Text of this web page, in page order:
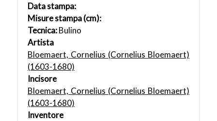
Data stampa:
Misure stampa (cm):
Tecnica:Bulino
Artista
Bloemaert, Cornelius (Cornelius Bloemaert)
(1603-1680)
Incisore
Bloemaert, Cornelius (Cornelius Bloemaert)
(1603-1680)
Inventore